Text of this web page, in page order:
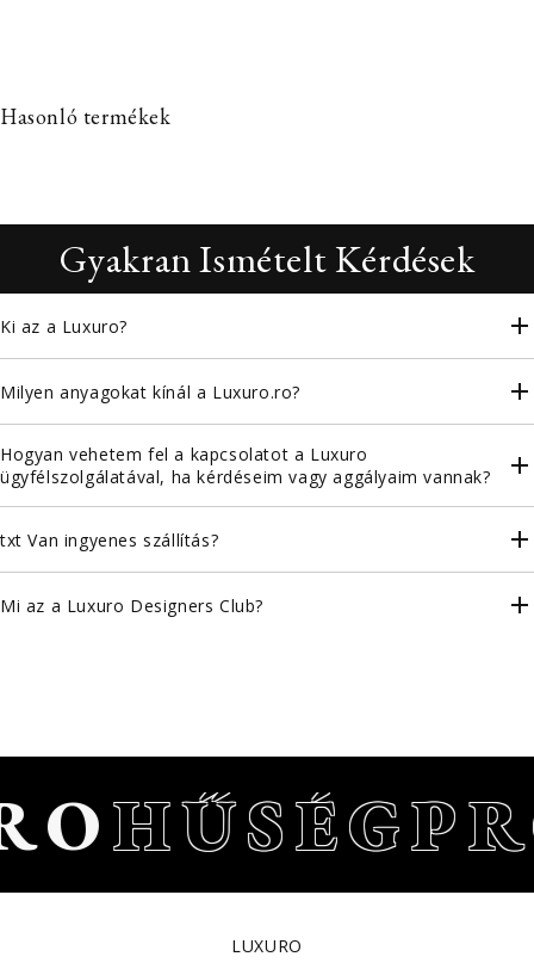
Hasonló termékek
Gyakran Ismételt Kérdések
Ki az a Luxuro?
Milyen anyagokat kínál a Luxuro.ro?
Hogyan vehetem fel a kapcsolatot a Luxuro
ügyfélszolgálatával, ha kérdéseim vagy aggályaim vannak?
txt Van ingyenes szállítás?
Mi az a Luxuro Designers Club?
LUXURO